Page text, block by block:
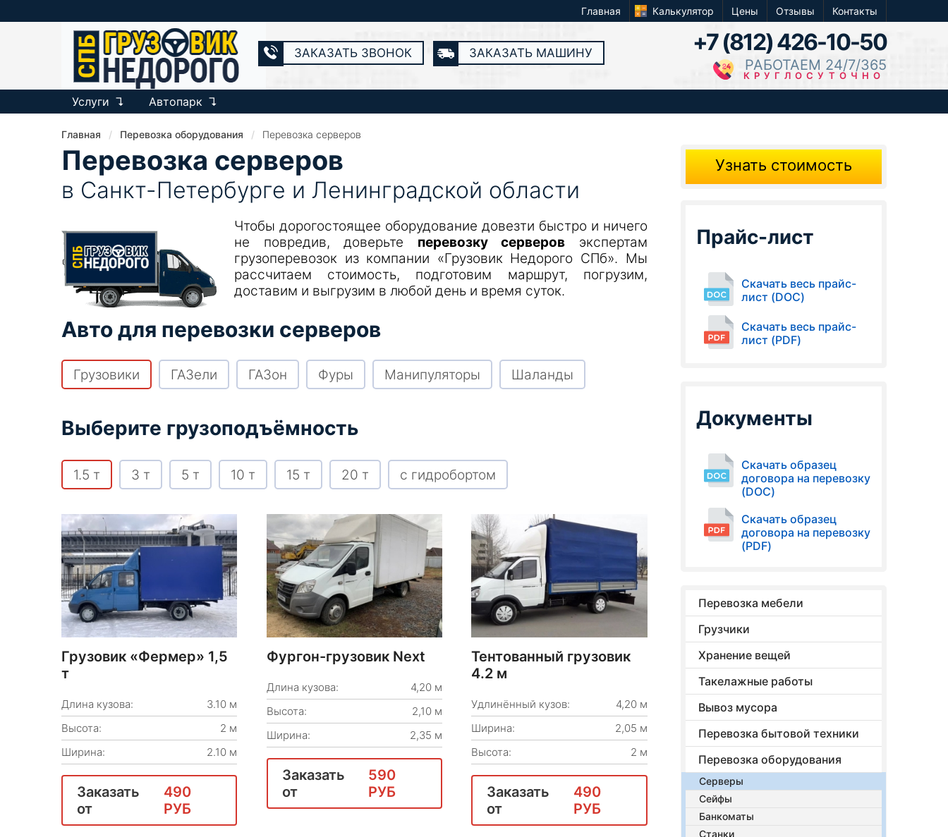
Главная Калькулятор Цены Отзывы Контакты
ЗАКАЗАТЬ МАШИНУ
ЗАКАЗАТЬ ЗВОНОК +7 (812) 426-10-50
РАБОТАЕМ 24/7/365
КРУГЛОСУТОЧНО
Услуги Автопарк
Главная Перевозка оборудования Перевозка серверов
Перевозка серверов
в Санкт-Петербурге и Ленинградской области
Чтобы дорогостоящее оборудование довезти быстро и ничего
не повредив, доверьте перевозку серверов экспертам
грузоперевозок из компании «Грузовик Недорого СПб». Мы
рассчитаем стоимость, подготовим маршрут, погрузим,
доставим и выгрузим в любой день и время суток.
Авто для перевозки серверов
Грузовики ГАЗели ГАЗон Фуры Манипуляторы Шаланды
Выберите грузоподъёмность
1.5 т 3 т 5 т 10 т 15 т 20 т с гидробортом
Грузовик «Фермер» 1,5
т
Длина кузова:
3.10 м
Высота:
2 м
Ширина:
2.10 м
Заказать
от
490
РУБ
Фургон-грузовик Next
Длина кузова:
4,20 м
Высота:
2,10 м
Ширина:
2,35 м
Заказать
от
590
РУБ
Тентованный грузовик
4.2 м
Удлинённый кузов:
4,20 м
Ширина:
2,05 м
Высота:
2 м
Заказать
от
490
РУБ
Узнать стоимость
Прайс-лист
Скачать весь прайс-
лист (DOC)
Скачать весь прайс-
лист (PDF)
Документы
Скачать образец
договора на перевозку
(DOC)
Скачать образец
договора на перевозку
(PDF)
Перевозка мебели
Грузчики
Хранение вещей
Такелажные работы
Вывоз мусора
Перевозка бытовой техники
Перевозка оборудования
Серверы
Сейфы
Банкоматы
Станки